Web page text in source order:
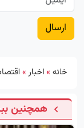
خانه»اخبار»
همچنین